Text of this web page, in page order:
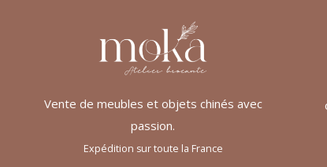
Vente de meubles et objets chinés avec
passion.
Expédition sur toute la France